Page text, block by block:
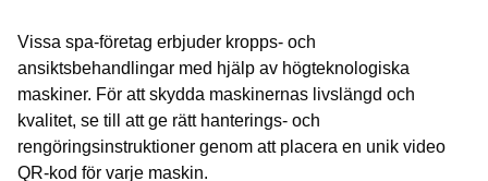
Vissa spa-företag erbjuder kropps- och
ansiktsbehandlingar med hjälp av högteknologiska
maskiner. För att skydda maskinernas livslängd och
kvalitet, se till att ge rätt hanterings- och
rengöringsinstruktioner genom att placera en unik video
QR-kod för varje maskin.